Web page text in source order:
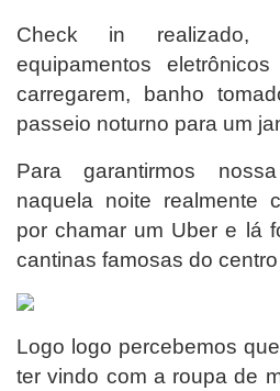
Check in realizado,
equipamentos
carregarem, banho
passeio noturno para um
Para garantirmos
naquela noite realmente
por chamar um Uber e lá
cantinas famosas do
Logo logo percebemos
ter vindo com a roupa de